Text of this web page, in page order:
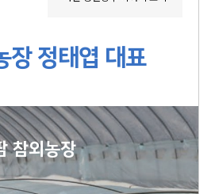
장 정태엽 대표
참외농장